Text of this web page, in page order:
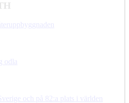
odla
och på 82:a plats i världen